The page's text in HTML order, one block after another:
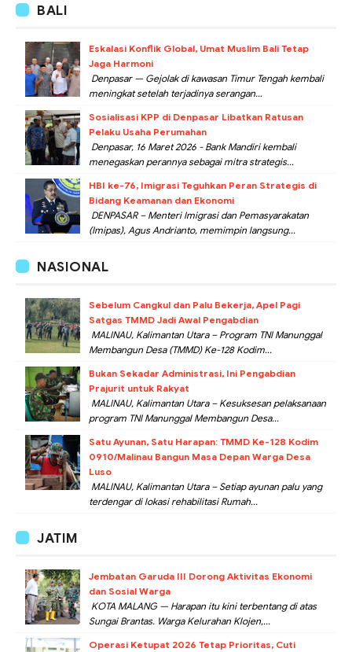
BALI
Eskalasi Konflik Global, Umat Muslim Bali Tetap
Jaga Harmoni
Denpasar — Gejolak di kawasan Timur Tengah kembali
meningkat setelah terjadinya serangan...
Sosialisasi KPP di Denpasar Libatkan Ratusan
Pelaku Usaha Perumahan
Denpasar, 16 Maret 2026 - Bank Mandiri kembali
menegaskan perannya sebagai mitra strategis...
HBI ke-76, Imigrasi Teguhkan Peran Strategis di
Bidang Keamanan dan Ekonomi
DENPASAR – Menteri Imigrasi dan Pemasyarakatan
(Imipas), Agus Andrianto, memimpin langsung...
NASIONAL
Sebelum Cangkul dan Palu Bekerja, Apel Pagi
Satgas TMMD Jadi Awal Pengabdian
MALINAU, Kalimantan Utara – Program TNI Manunggal
Membangun Desa (TMMD) Ke-128 Kodim...
Bukan Sekadar Administrasi, Ini Pengabdian
Prajurit untuk Rakyat
MALINAU, Kalimantan Utara – Kesuksesan pelaksanaan
program TNI Manunggal Membangun Desa...
Satu Ayunan, Satu Harapan: TMMD Ke-128 Kodim
0910/Malinau Bangun Masa Depan Warga Desa
Luso
MALINAU, Kalimantan Utara – Setiap ayunan palu yang
terdengar di lokasi rehabilitasi Rumah...
JATIM
Jembatan Garuda III Dorong Aktivitas Ekonomi
dan Sosial Warga
KOTA MALANG — Harapan itu kini terbentang di atas
Sungai Brantas. Warga Kelurahan Klojen,...
Operasi Ketupat 2026 Tetap Prioritas, Cuti